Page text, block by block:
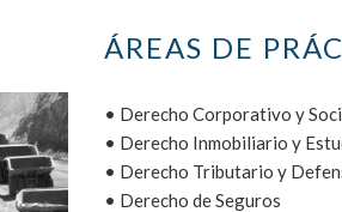
ÁREAS DE
• Derecho Corporativo y
• Derecho Inmobiliario y
• Derecho Tributario y
• Derecho de Seguros